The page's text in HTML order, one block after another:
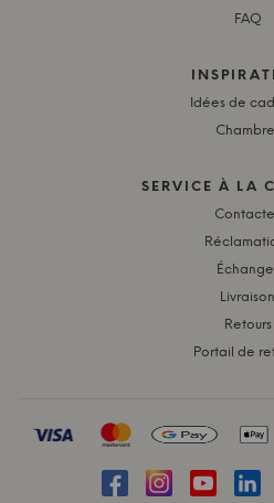
FAQ
Idées de
SERVICE À LA
Livraison
Retours
Portail de